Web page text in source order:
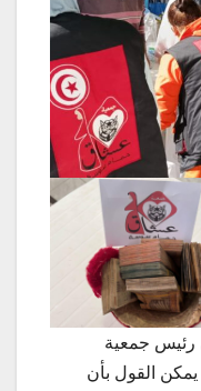
رئيس جمعية
القول بأن